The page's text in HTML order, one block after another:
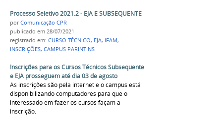
Processo Seletivo 2021.2 - EJA E SUBSEQUENTE
porComunicação CPR
publicado em 28/07/2021
registrado em: CURSO TÉCNICO, EJA, IFAM,
INSCRIÇÕES, CAMPUS PARINTINS
Inscrições para os Cursos Técnicos Subsequente
e EJA prosseguem até dia 03 de agosto
As inscrições são pela internet e o campus está
disponibilizando computadores para que o
interessado em fazer os cursos façam a
inscrição.